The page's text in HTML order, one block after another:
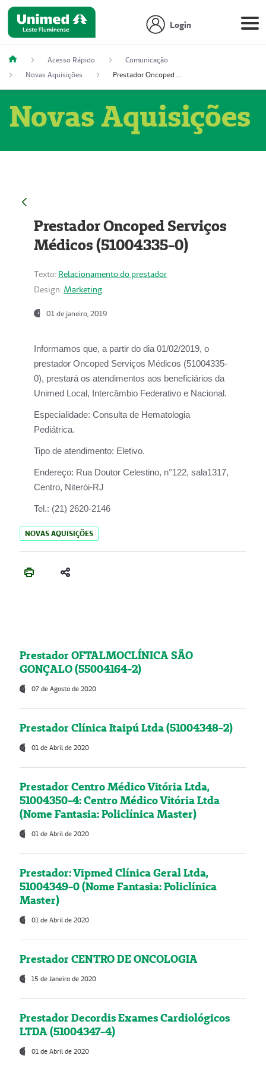
Login
Acesso Rápido
Comunicação
Novas Aquisições
Prestador Oncoped Serviços Médicos (51004335-0)
Novas Aquisições
Prestador Oncoped Serviços
Médicos (51004335-0)
Texto: Relacionamento do prestador
Design: Marketing
01 de janeiro, 2019
Informamos que, a partir do dia 01/02/2019, o
prestador Oncoped Serviços Médicos (51004335-
0), prestará os atendimentos aos beneficiários da
Unimed Local, Intercâmbio Federativo e Nacional.
Especialidade: Consulta de Hematologia
Pediátrica.
Tipo de atendimento: Eletivo.
Endereço: Rua Doutor Celestino, n°122, sala1317,
Centro, Niterói-RJ
Tel.: (21) 2620-2146
NOVAS AQUISIÇÕES
Prestador OFTALMOCLÍNICA SÃO
GONÇALO (55004164-2)
07 de Agosto de 2020
Prestador Clínica Itaipú Ltda (51004348-2)
01 de Abril de 2020
Prestador Centro Médico Vitória Ltda,
51004350-4: Centro Médico Vitória Ltda
(Nome Fantasia: Policlínica Master)
01 de Abril de 2020
Prestador: Vipmed Clínica Geral Ltda,
51004349-0 (Nome Fantasia: Policlínica
Master)
01 de Abril de 2020
Prestador CENTRO DE ONCOLOGIA
15 de Janeiro de 2020
Prestador Decordis Exames Cardiológicos
LTDA (51004347-4)
01 de Abril de 2020